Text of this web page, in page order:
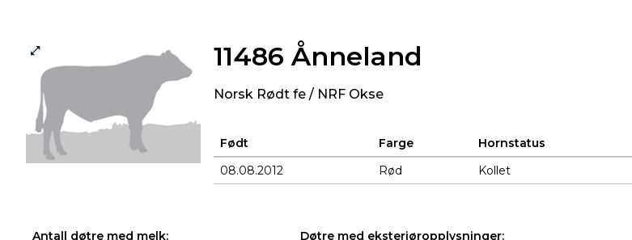
11486 Ånneland
Norsk Rødt fe / NRF Okse
Født Farge Hornstatus
08.08.2012
Rød Kollet
Antall døtre med melk: Døtre med eksteriøropplysninger: